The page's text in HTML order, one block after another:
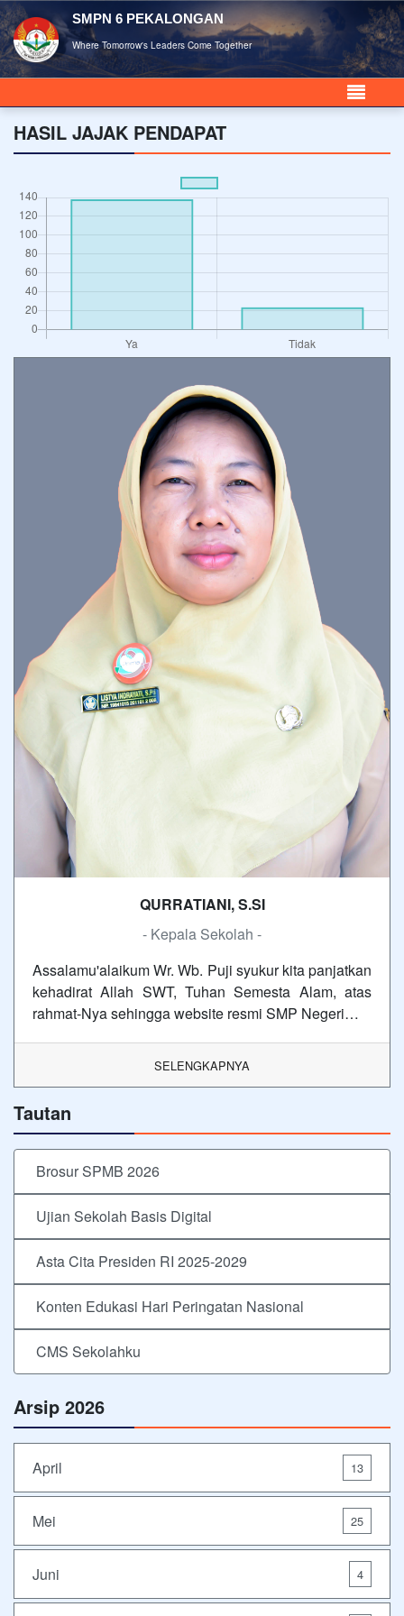
SMPN 6 PEKALONGAN
Where Tomorrow's Leaders Come Together
HASIL JAJAK PENDAPAT
QURRATIANI, S.SI
- Kepala Sekolah -
Assalamu'alaikum Wr. Wb. Puji syukur kita panjatkan
kehadirat Allah SWT, Tuhan Semesta Alam, atas
rahmat-Nya sehingga website resmi SMP Negeri…
SELENGKAPNYA
Tautan
Brosur SPMB 2026
Ujian Sekolah Basis Digital
Asta Cita Presiden RI 2025-2029
Konten Edukasi Hari Peringatan Nasional
CMS Sekolahku
Arsip 2026
April 13
Mei 25
Juni 4